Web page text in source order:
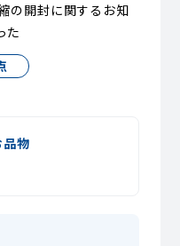
の開封に関するお知
た
物